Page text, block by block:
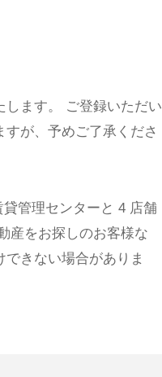
します。 ご登録いただい
が、予めご了承くださ
管理センターと 4 店舗
産をお探しのお客様な
きない場合がありま